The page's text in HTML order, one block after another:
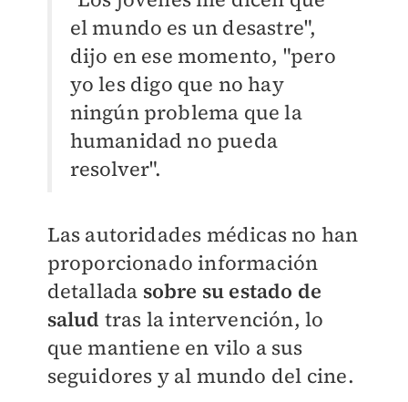
el mundo es un desastre",
dijo en ese momento, "pero
yo les digo que no hay
ningún problema que la
humanidad no pueda
resolver".
Las autoridades médicas no han
proporcionado información
detallada sobre su estado de
salud tras la intervención, lo
que mantiene en vilo a sus
seguidores y al mundo del cine.